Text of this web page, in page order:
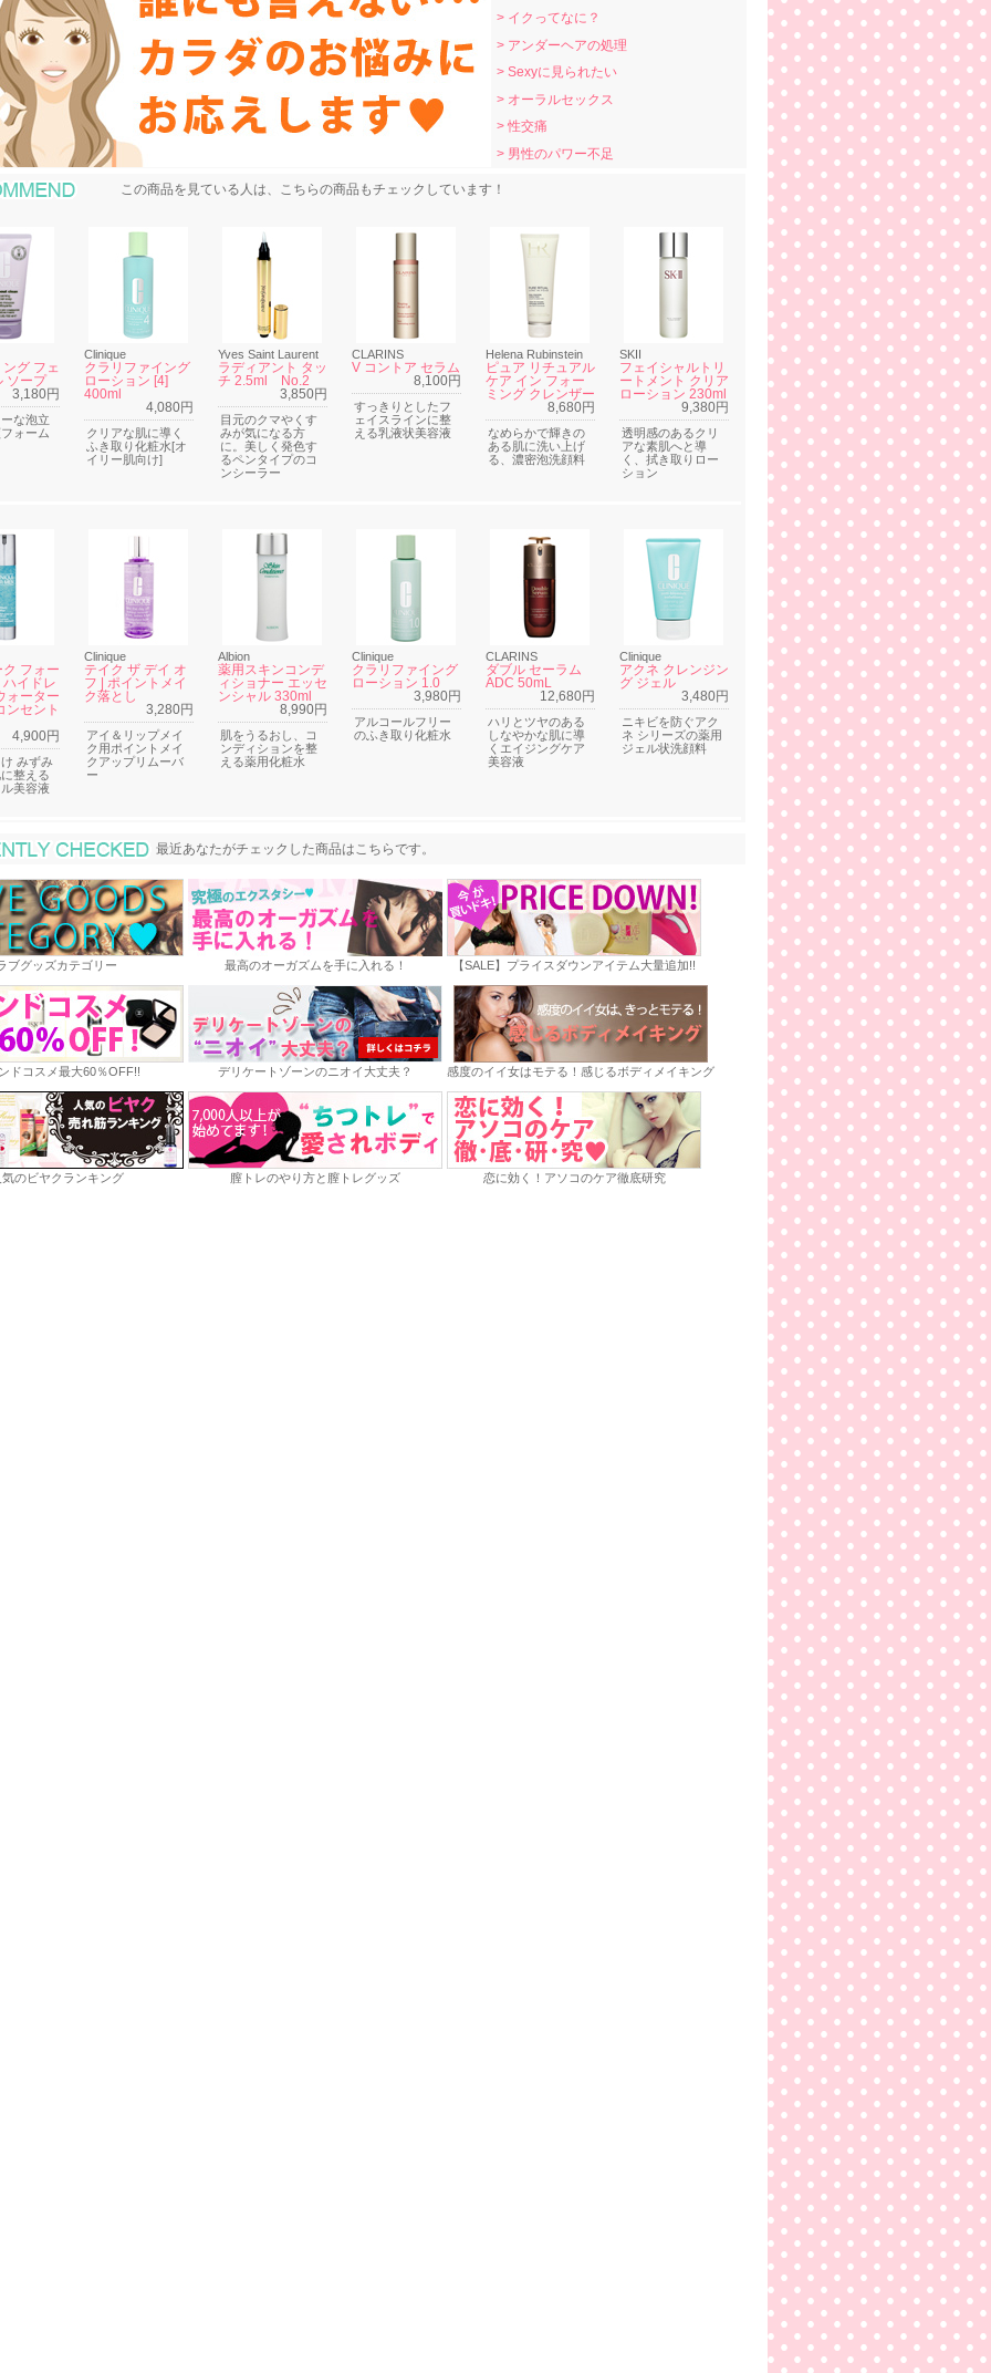
> イクってなに？
> アンダーヘアの処理
> Sexyに見られたい
> オーラルセックス
> 性交痛
> 男性のパワー不足
おすすめ商品
この商品を見ている人は、こちらの商品もチェックしています！
グ フェ
ソープ
3,180円
な泡立
ォーム
Clinique
クラリファイング
ローション [4]
400ml
4,080円
クリアな肌に導く
ふき取り化粧水[オ
イリー肌向け]
Yves Saint Laurent
ラディアント タッ
チ 2.5ml No.2
3,850円
目元のクマやくす
みが気になる方
に。美しく発色す
るペンタイプのコ
ンシーラー
CLARINS
V コントア セラム
8,100円
すっきりとしたフ
ェイスラインに整
える乳液状美容液
Helena Rubinstein
ピュア リチュアル
ケア イン フォー
ミング クレンザー
8,680円
なめらかで輝きの
ある肌に洗い上げ
る、濃密泡洗顔料
SKII
フェイシャルトリ
ートメント クリア
ローション 230ml
9,380円
透明感のあるクリ
アな素肌へと導
く、拭き取りロー
ション
フォー
イドレ
ォーター
ンセント
4,900円
みずみ
整える
美容液
Clinique
テイク ザ デイ オ
フ | ポイントメイ
ク落とし
3,280円
アイ＆リップメイ
ク用ポイントメイ
クアップリムーバ
ー
Albion
薬用スキンコンデ
ィショナー エッセ
ンシャル 330ml
8,990円
肌をうるおし、コ
ンディションを整
える薬用化粧水
Clinique
クラリファイング
ローション 1.0
3,980円
アルコールフリー
のふき取り化粧水
CLARINS
ダブル セーラム
ADC 50mL
12,680円
ハリとツヤのある
しなやかな肌に導
くエイジングケア
美容液
Clinique
アクネ クレンジン
グ ジェル
3,480円
ニキビを防ぐアク
ネ シリーズの薬用
ジェル状洗顔料
最近あなたがチェックした商品
最近あなたがチェックした商品はこちらです。
ブグッズカテゴリー 最高のオーガズムを手に入れる！ 【SALE】プライスダウンアイテム大量追加!!
ドコスメ最大60％OFF!! デリケートゾーンのニオイ大丈夫？ 感度のイイ女はモテる！感じるボディメイキング
のビヤクランキング 膣トレのやり方と膣トレグッズ 恋に効く！アソコのケア徹底研究